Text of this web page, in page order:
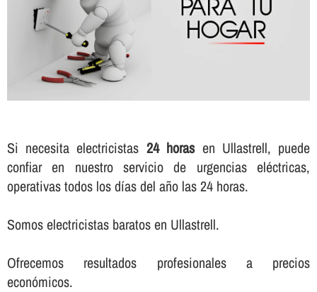
Si necesita electricistas 24 horasen Ullastrell, puede
confiar en nuestro servicio de urgencias eléctricas,
operativas todos los dí­as del año las 24 horas.
Somos electricistas baratos en Ullastrell.
Ofrecemos resultados profesionales a precios
económicos.